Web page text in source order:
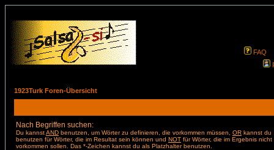
FAQ
1923Turk Foren-Übersicht
Nach Begriffen suchen:
Du kannstAND benutzen, um Wörter zu definieren, die vorkommen müssen, OR kannst du
benutzen für Wörter, die im Resultat sein können und NOT für Wörter, die im Ergebnis nicht
vorkommen sollen. Das *-Zeichen kannst du als Platzhalter benutzen.